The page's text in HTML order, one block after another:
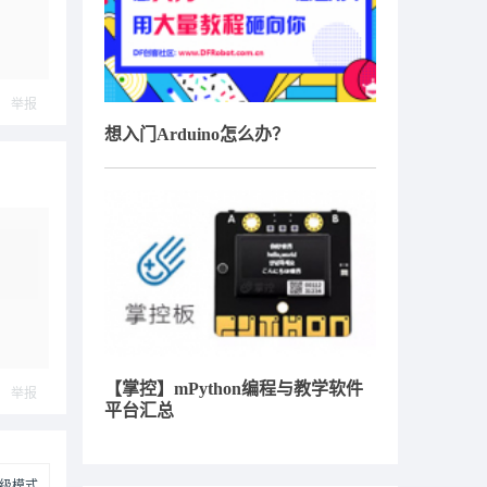
举报
举报
想入门Arduino怎么办？
【掌控】mPython编程与教学软件
平台汇总